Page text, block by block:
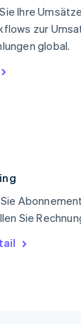
Ihre
zur
global.
Sie